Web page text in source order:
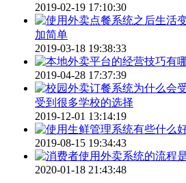
2019-02-19 17:10:30
加简单
2019-03-18 19:38:33
2019-04-28 17:37:39
受到很多学校的选择
2019-12-01 13:14:19
2019-08-15 19:34:43
2020-01-18 21:43:48